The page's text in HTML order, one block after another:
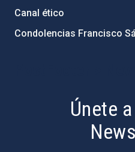
Canal ético
Condolencias Francisco
Únete